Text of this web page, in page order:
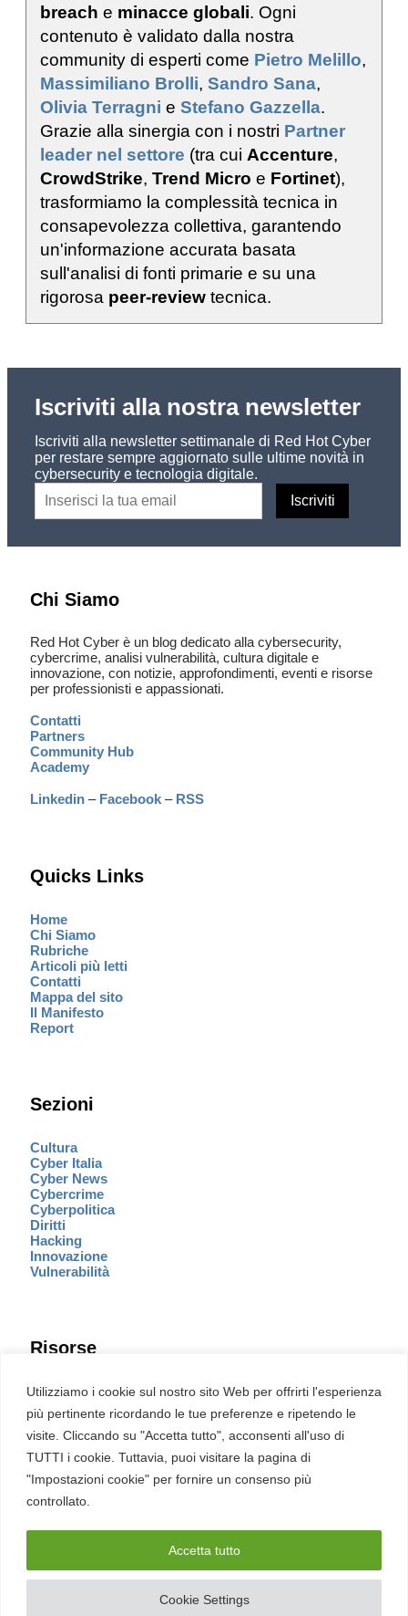
Utilizziamo i cookie sul nostro sito Web per offrirti l'esperienza
più pertinente ricordando le tue preferenze e ripetendo le
visite. Cliccando su "Accetta tutto", acconsenti all'uso di
TUTTI i cookie. Tuttavia, puoi visitare la pagina di
"Impostazioni cookie" per fornire un consenso più
controllato.
Cookie Settings
Accetta tutto
breach e minacce globali. Ogni
contenuto è validato dalla nostra
community di esperti come Pietro Melillo,
Massimiliano Brolli, Sandro Sana,
Olivia Terragni e Stefano Gazzella.
Grazie alla sinergia con i nostri Partner
leader nel settore (tra cui Accenture,
CrowdStrike, Trend Micro e Fortinet),
trasformiamo la complessità tecnica in
consapevolezza collettiva, garantendo
un'informazione accurata basata
sull'analisi di fonti primarie e su una
rigorosa peer-review tecnica.
Iscriviti alla nostra newsletter
Iscriviti alla newsletter settimanale di Red Hot Cyber
per restare sempre aggiornato sulle ultime novità in
cybersecurity e tecnologia digitale.
Chi Siamo
Red Hot Cyber è un blog dedicato alla cybersecurity,
cybercrime, analisi vulnerabilità, cultura digitale e
innovazione, con notizie, approfondimenti, eventi e risorse
per professionisti e appassionati.
Contatti
Partners
Community Hub
Academy
Linkedin – Facebook – RSS
Quicks Links
Home
Chi Siamo
Rubriche
Articoli più letti
Contatti
Mappa del sito
Il Manifesto
Report
Sezioni
Cultura
Cyber Italia
Cyber News
Cybercrime
Cyberpolitica
Diritti
Hacking
Innovazione
Vulnerabilità
Risorse
Eventi
Fumetto Cyber
Newsletter
Servizi
Pubblicità
English
Ultime CVE critiche
2026 – REDHOTCYBER Srl. Tutti i diritti riservati